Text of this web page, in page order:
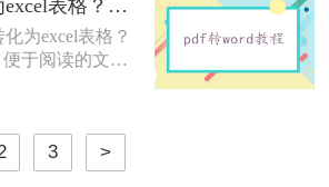
些相关的注意事
怎么把图片转化为excel表格？我用这4个高效方法 ，秒提取表格！
为excel表格？
于阅读的文件
送重要内容的
不能直接编
，我们通常用的
。怎么转PDF转
来介绍一下PDF
3 >